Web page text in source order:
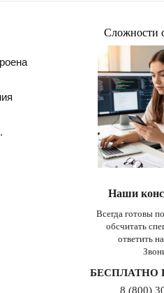
Сложности
Наши
Всегда готовы
обсчитать
ответить
БЕСПЛАТНО
8 (800)